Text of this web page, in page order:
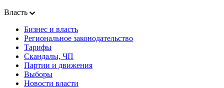
Власть
Бизнес и власть
Региональное законодательство
Тарифы
Скандалы, ЧП
Партии и движения
Выборы
Новости власти